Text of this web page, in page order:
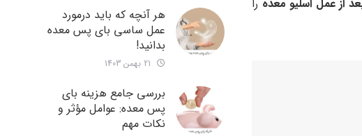
از عمل اسلیو معده را
هر آنچه که باید درمورد
عمل ساسی بای پس معده
بدانید!
بررسی جامع هزینه‌ بای
پس معده: عوامل مؤثر و
نکات مهم